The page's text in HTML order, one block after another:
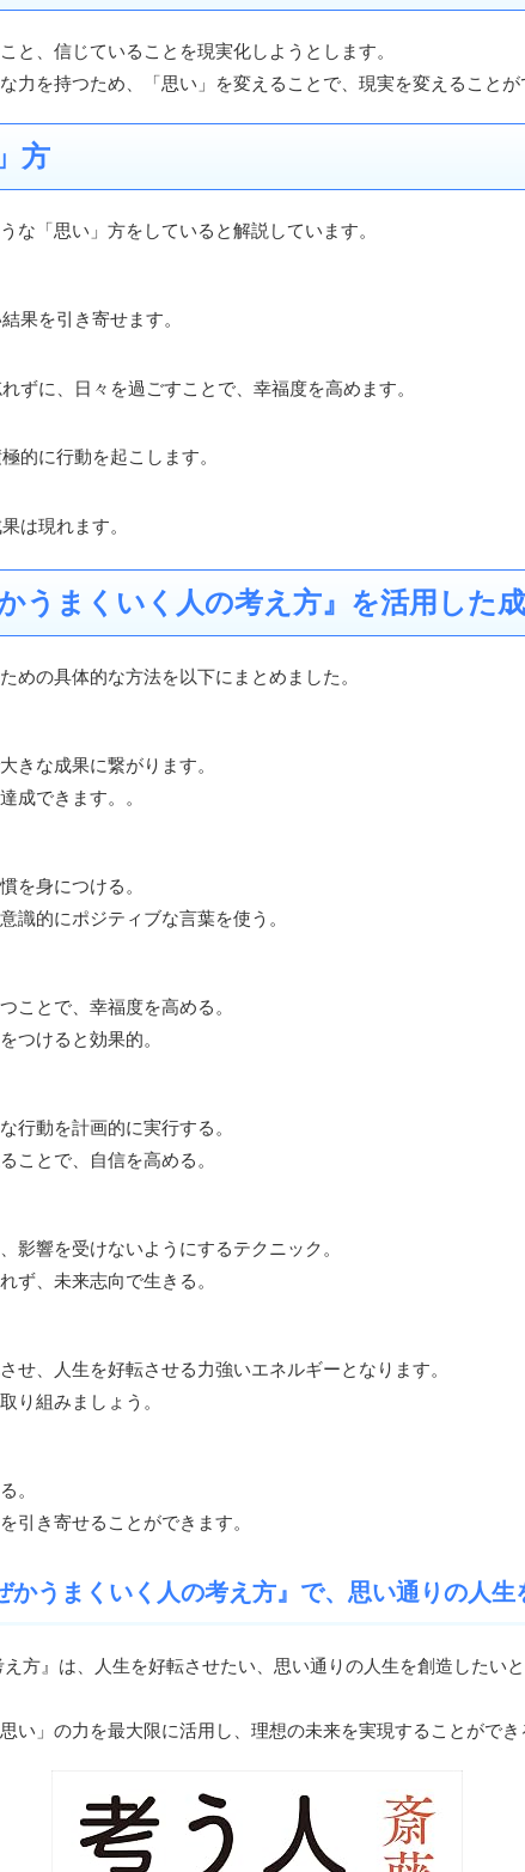
なるのか？
と、信じていることを現実化しようとします。
方
果を引き寄せます。
ずに、日々を過ごすことで、幸福度を高めます。
的に行動を起こします。
うまくいく人の考え方』を活用した
きな成果に繋がります。
を身につける。
ことで、幸福度を高める。
行動を計画的に実行する。
影響を受けないようにするテクニック。
せ、人生を好転させる力強いエネルギーとなります。
。
かうまくいく人の考え方』で、思い通りの人生
方』は、人生を好転させたい、思い通りの人生を創造したい